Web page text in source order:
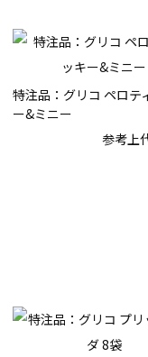
特注品：グリコ ペロテ
ー&ミニー
参考上